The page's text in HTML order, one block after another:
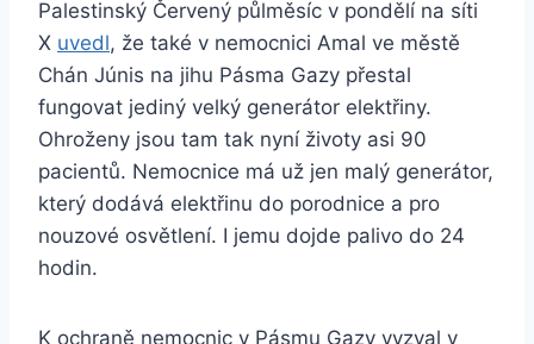
Palestinský Červený půlměsíc v pondělí na síti
X uvedl, že také v nemocnici Amal ve městě
Chán Júnis na jihu Pásma Gazy přestal
fungovat jediný velký generátor elektřiny.
Ohroženy jsou tam tak nyní životy asi 90
pacientů. Nemocnice má už jen malý generátor,
který dodává elektřinu do porodnice a pro
nouzové osvětlení. I jemu dojde palivo do 24
hodin.
K ochraně nemocnic v Pásmu Gazy vyzval v